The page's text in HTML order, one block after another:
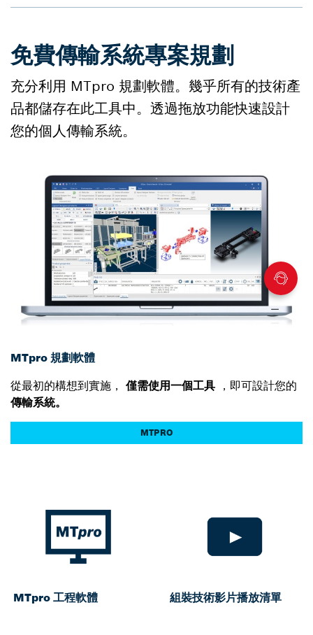
免費傳輸系統專案規劃
充分利用 MTpro 規劃軟體。幾乎所有的技術產
品都儲存在此工具中。透過拖放功能快速設計
您的個人傳輸系統。
MTpro 規劃軟體
從最初的構想到實施， 僅需使用一個工具 ，即可設計您的
傳輸系統。
MTPRO
MTpro 工程軟體 組裝技術影片播放清單